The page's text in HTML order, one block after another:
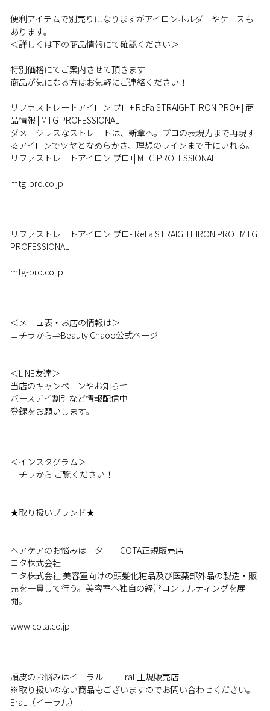
便利アイテムで別売りになりますがアイロンホルダーやケースも
あります。
＜詳しくは下の商品情報にて確認ください＞
特別価格にてご案内させて頂きます
商品が気になる方はお気軽にご連絡ください！
リファストレートアイロン プロ+ ReFa STRAIGHT IRON PRO+ | 商
品情報 | MTG PROFESSIONAL
ダメージレスなストレートは、新章へ。プロの表現力まで再現す
るアイロンでツヤとなめらかさ、理想のラインまで手にいれる。
リファストレートアイロン プロ+| MTG PROFESSIONAL
mtg-pro.co.jp
リファストレートアイロン プロ- ReFa STRAIGHT IRON PRO | MTG
PROFESSIONAL
mtg-pro.co.jp
＜メニュ表・お店の情報は＞
コチラから⇒Beauty Chaoo公式ページ
＜LINE友達＞
当店のキャンペーンやお知らせ
バースデイ割引など情報配信中
登録をお願いします。
＜インスタグラム＞
コチラから ご覧ください！
★取り扱いブランド★
ヘアケアのお悩みはコタ COTA正規販売店
コタ株式会社
コタ株式会社 美容室向けの頭髪化粧品及び医薬部外品の製造・販
売を一貫して行う。美容室へ独自の経営コンサルティングを展
開。
www.cota.co.jp
頭皮のお悩みはイーラル EraL正規販売店
※取り扱いのない商品もございますのでお問い合わせください。
EraL（イーラル）